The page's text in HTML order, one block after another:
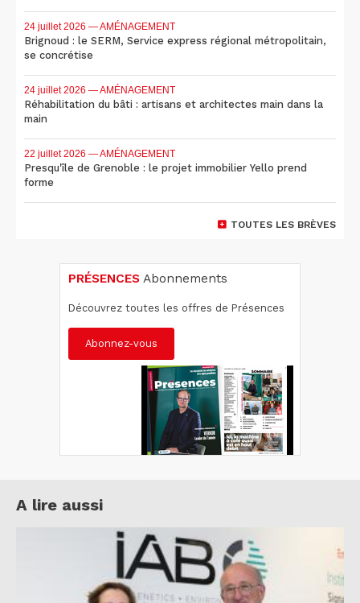
24 juillet 2026 — AMÉNAGEMENT
Brignoud : le SERM, Service express régional métropolitain,
se concrétise
24 juillet 2026 — AMÉNAGEMENT
Réhabilitation du bâti : artisans et architectes main dans la
main
22 juillet 2026 — AMÉNAGEMENT
Presqu'île de Grenoble : le projet immobilier Yello prend
forme
TOUTES LES BRÈVES
PRÉSENCES Abonnements
Découvrez toutes les offres de Présences
Abonnez-vous
A lire aussi